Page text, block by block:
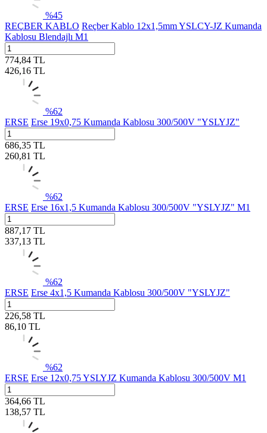
%45
REÇBER KABLO Reçber Kablo 12x1,5mm YSLCY-JZ Kumanda
Kablosu Blendajlı M1
774,84 TL
426,16 TL
%62
ERSE Erse 19x0,75 Kumanda Kablosu 300/500V "YSLYJZ"
686,35 TL
260,81 TL
%62
ERSE Erse 16x1,5 Kumanda Kablosu 300/500V "YSLYJZ" M1
887,17 TL
337,13 TL
%62
ERSE Erse 4x1,5 Kumanda Kablosu 300/500V "YSLYJZ"
226,58 TL
86,10 TL
%62
ERSE Erse 12x0,75 YSLYJZ Kumanda Kablosu 300/500V M1
364,66 TL
138,57 TL